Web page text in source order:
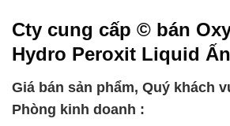
Cty cung cấp © bán
Hydro Peroxit Liquid
Giá bán sản phẩm, Quý khách
Phòng kinh doanh :